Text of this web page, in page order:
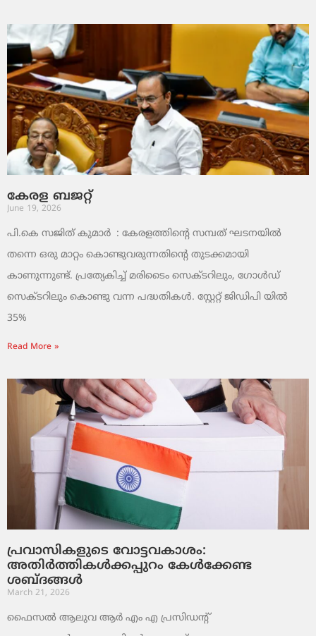
കേരള ബജറ്റ്
June 19, 2026
പി.കെ സജിത് കുമാര്‍ : കേരളത്തിന്റെ സമ്പത് ഘടനയിൽ
തന്നെ ഒരു മാറ്റം കൊണ്ടുവരുന്നതിന്റെ തുടക്കമായി
കാണുന്നുണ്ട്. പ്രത്യേകിച്ച് മരിടൈം സെക്ടറിലും, ഗോൾഡ്
സെക്ടറിലും കൊണ്ടു വന്ന പദ്ധതികൾ. സ്റ്റേറ്റ് ജിഡിപി യിൽ
35%
Read More »
പ്രവാസികളുടെ വോട്ടവകാശം:
അതിർത്തികൾക്കപ്പുറം കേൾക്കേണ്ട
ശബ്ദങ്ങൾ
March 21, 2026
ഫൈസൽ ആലുവ ആർ എം എ പ്രസിഡന്റ്